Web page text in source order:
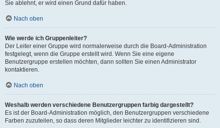
Sie ablehnt, er wird einen Grund dafür haben.
Nach oben
Wie werde ich Gruppenleiter?
Der Leiter einer Gruppe wird normalerweise durch die Board-Administration
festgelegt, wenn die Gruppe erstellt wird. Wenn Sie eine eigene
Benutzergruppe erstellen möchten, dann sollten Sie einen Administrator
kontaktieren.
Nach oben
Weshalb werden verschiedene Benutzergruppen farbig dargestellt?
Es ist der Board-Administration möglich, den Benutzergruppen verschiedene
Farben zuzuteilen, so dass deren Mitglieder leichter zu identifizieren sind.